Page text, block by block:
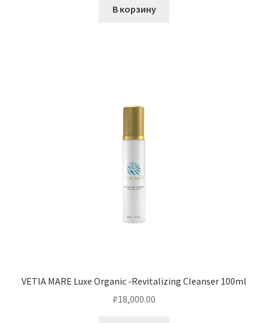
В корзину
VETIA MARE Luxe Organic -Revitalizing Cleanser 100ml
₽18,000.00